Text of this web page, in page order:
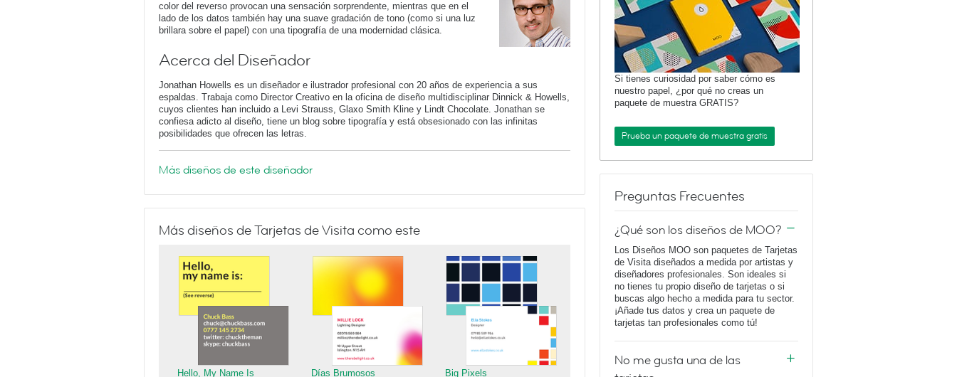
color del reverso provocan una sensación sorprendente, mientras que en el
lado de los datos también hay una suave gradación de tono (como si una luz
brillara sobre el papel) con una tipografía de una modernidad clásica.
Acerca del Diseñador
Jonathan Howells es un diseñador e ilustrador profesional con 20 años de experiencia a sus
espaldas. Trabaja como Director Creativo en la oficina de diseño multidisciplinar Dinnick & Howells,
cuyos clientes han incluido a Levi Strauss, Glaxo Smith Kline y Lindt Chocolate. Jonathan se
confiesa adicto al diseño, tiene un blog sobre tipografía y está obsesionado con las infinitas
posibilidades que ofrecen las letras.
Más diseños de este diseñador
Más diseños de Tarjetas de Visita como este
Hello, My Name Is Días Brumosos Big Pixels
Si tienes curiosidad por saber cómo es
nuestro papel, ¿por qué no creas un
paquete de muestra GRATIS?
Prueba un paquete de muestra gratis
Preguntas Frecuentes
¿Qué son los diseños de MOO?
Los Diseños MOO son paquetes de Tarjetas
de Visita diseñados a medida por artistas y
diseñadores profesionales. Son ideales si
no tienes tu propio diseño de tarjetas o si
buscas algo hecho a medida para tu sector.
¡Añade tus datos y crea un paquete de
tarjetas tan profesionales como tú!
No me gusta una de las